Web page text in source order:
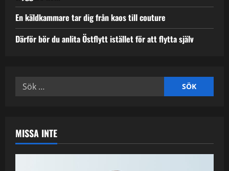
En käldkammare tar dig från kaos till couture
Därför bör du anlita Östflytt istället för att flytta själv
Sök
MISSA INTE